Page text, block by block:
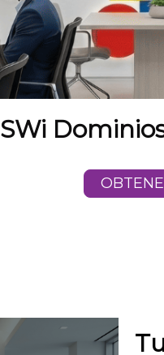
SWi